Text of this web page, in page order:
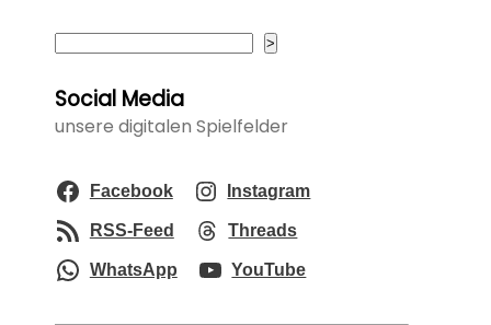
>
Social Media
unsere digitalen Spielfelder
Facebook Instagram
RSS-Feed Threads
WhatsApp YouTube